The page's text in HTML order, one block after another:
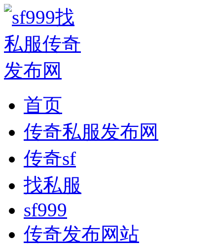
首页
传奇私服发布网
传奇sf
找私服
sf999
传奇发布网站